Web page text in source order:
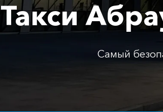
Такси
Самый